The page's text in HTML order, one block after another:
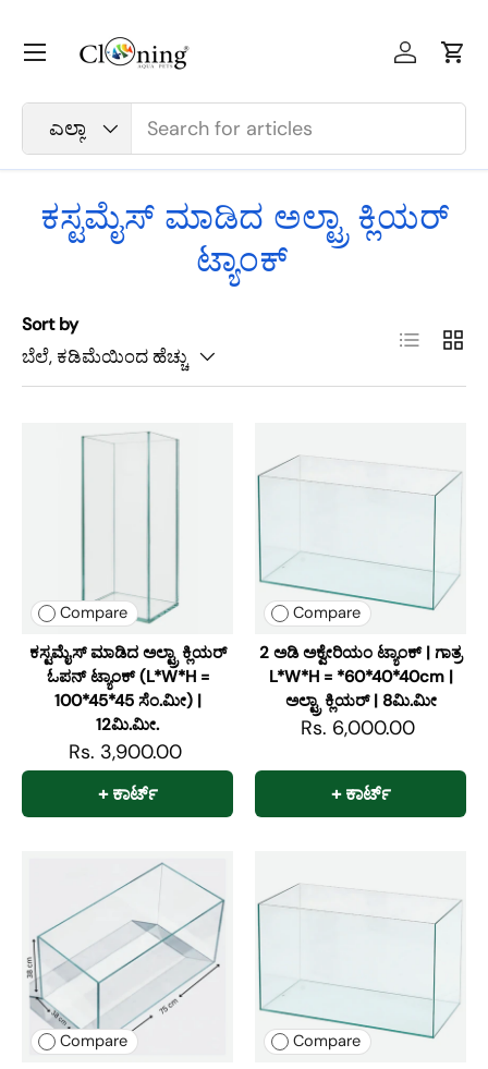
ವಿಷಯಕ್ಕೆ ತೆರಳಿ
ಎಲ್ಲಾ
ಲಾಗ್ ಇನ್
ಮೆನು
ಕಸ್ಟಮೈಸ್ ಮಾಡಿದ ಅಲ್ಟ್ರಾ ಕ್ಲಿಯರ್
ಟ್ಯಾಂಕ್
Sort by
ಬೆಲೆ, ಕಡಿಮೆಯಿಂದ ಹೆಚ್ಚು
ಪಟ್ಟಿ ಗ್ರಿಡ್
Compare
ಕಸ್ಟಮೈಸ್ ಮಾಡಿದ ಅಲ್ಟ್ರಾ ಕ್ಲಿಯರ್
ಓಪನ್ ಟ್ಯಾಂಕ್ (L*W*H =
100*45*45 ಸೆಂ.ಮೀ) |
12ಮಿ.ಮೀ.
Rs. 3,900.00
+ ಕಾರ್ಟ್
Compare
2 ಅಡಿ ಅಕ್ವೇರಿಯಂ ಟ್ಯಾಂಕ್ | ಗಾತ್ರ
L*W*H = *60*40*40cm |
ಅಲ್ಟ್ರಾ ಕ್ಲಿಯರ್ | 8ಮಿ.ಮೀ
Rs. 6,000.00
+ ಕಾರ್ಟ್
Compare Compare